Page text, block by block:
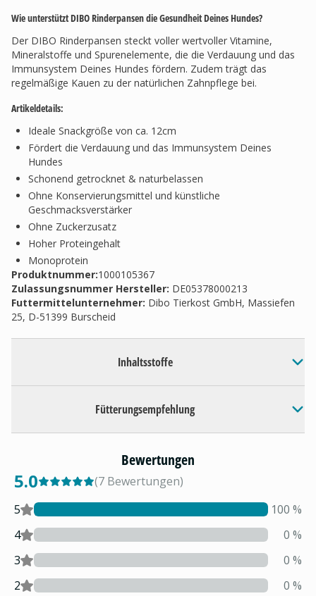
Wie unterstützt DIBO Rinderpansen die Gesundheit Deines Hundes?
Der DIBO Rinderpansen steckt voller wertvoller Vitamine,
Mineralstoffe und Spurenelemente, die die Verdauung und das
Immunsystem Deines Hundes fördern. Zudem trägt das
regelmäßige Kauen zu der natürlichen Zahnpflege bei.
Artikeldetails:
Ideale Snackgröße von ca. 12cm
Fördert die Verdauung und das Immunsystem Deines
Hundes
Schonend getrocknet & naturbelassen
Ohne Konservierungsmittel und künstliche
Geschmacksverstärker
Ohne Zuckerzusatz
Hoher Proteingehalt
Monoprotein
Produktnummer:1000105367
Zulassungsnummer Hersteller: DE05378000213
Futtermittelunternehmer: Dibo Tierkost GmbH, Massiefen
25, D-51399 Burscheid
Inhaltsstoffe
Fütterungsempfehlung
Bewertungen
5.0 (7 Bewertungen)
5
100 %
4
0 %
3
0 %
2
0 %